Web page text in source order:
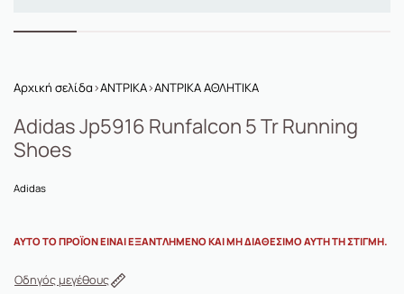
Αρχική σελίδα›ΑΝΤΡΙΚΑ›ΑΝΤΡΙΚΑ ΑΘΛΗΤΙΚΑ
Adidas Jp5916 Runfalcon 5 Tr Running
Shoes
Adidas
ΑΥΤΌ ΤΟ ΠΡΟΪΌΝ ΕΊΝΑΙ ΕΞΑΝΤΛΗΜΈΝΟ ΚΑΙ ΜΗ ΔΙΑΘΈΣΙΜΟ ΑΥΤΉ ΤΗ ΣΤΙΓΜΉ.
Οδηγός μεγέθους